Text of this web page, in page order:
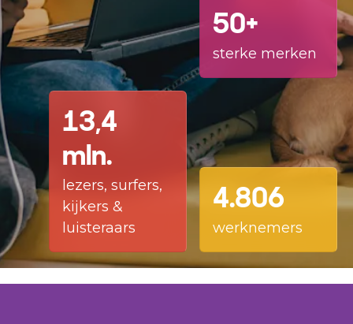
50+
sterke merken
13,4
mln.
lezers, surfers,
kijkers &
luisteraars
4.806
werknemers